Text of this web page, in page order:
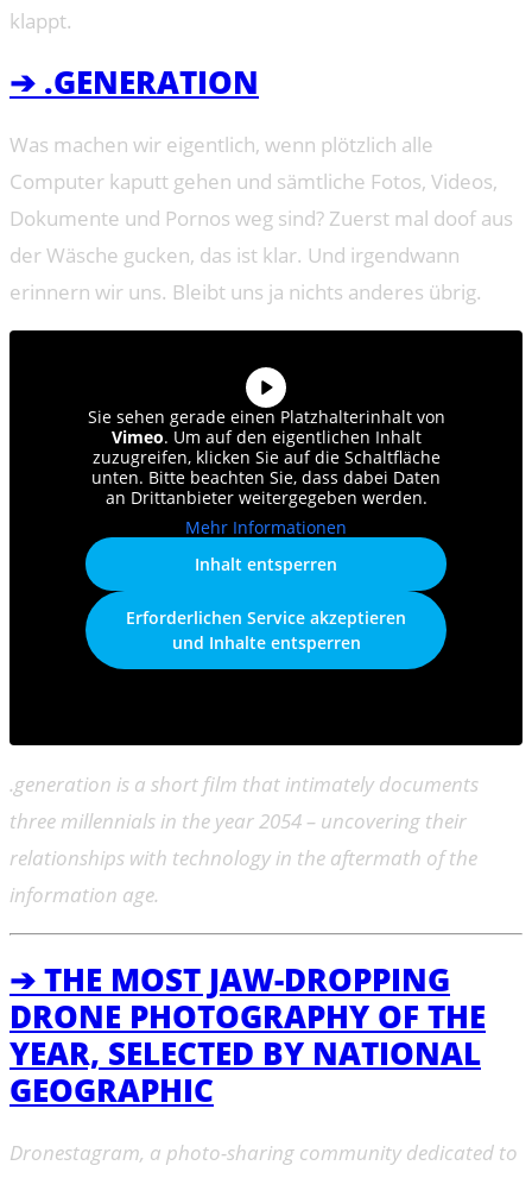
klappt.
➔ .GENERATION
Was machen wir eigentlich, wenn plötzlich alle
Computer kaputt gehen und sämtliche Fotos, Videos,
Dokumente und Pornos weg sind? Zuerst mal doof aus
der Wäsche gucken, das ist klar. Und irgendwann
erinnern wir uns. Bleibt uns ja nichts anderes übrig.
Sie sehen gerade einen Platzhalterinhalt von
Vimeo. Um auf den eigentlichen Inhalt
zuzugreifen, klicken Sie auf die Schaltfläche
unten. Bitte beachten Sie, dass dabei Daten
an Drittanbieter weitergegeben werden.
Mehr Informationen
Inhalt entsperren
Erforderlichen Service akzeptieren
und Inhalte entsperren
.generation is a short film that intimately documents
three millennials in the year 2054 – uncovering their
relationships with technology in the aftermath of the
information age.
➔ THE MOST JAW-DROPPING
DRONE PHOTOGRAPHY OF THE
YEAR, SELECTED BY NATIONAL
GEOGRAPHIC
Dronestagram, a photo-sharing community dedicated to